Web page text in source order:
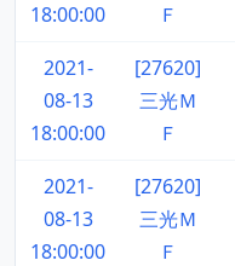
18:00:00
Ｆ
2021-
08-13
18:00:00
[27620]
三光Ｍ
Ｆ
2021-
08-13
18:00:00
[27620]
三光Ｍ
Ｆ